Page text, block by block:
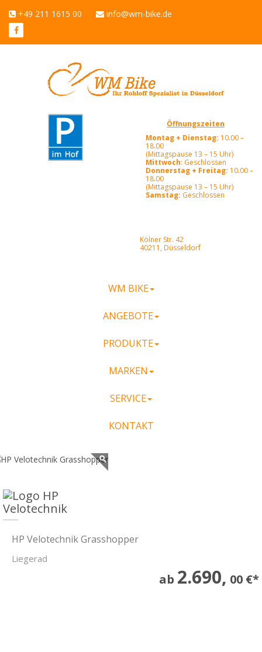
+49 211 1615 00 info@wm-bike.de
Öffnungszeiten
Montag + Dienstag: 10.00 –
18.00
(Mittagspause 13 – 15 Uhr)
Mittwoch: Geschlossen
Donnerstag + Freitag: 10.00 –
18.00
(Mittagspause 13 – 15 Uhr)
Samstag: Geschlossen
Kölner Str. 42
40211, Düsseldorf
WM BIKE
ANGEBOTE
PRODUKTE
MARKEN
SERVICE
KONTAKT
HP Velotechnik Grasshopper
Liegerad
ab 2.690, 00 €*